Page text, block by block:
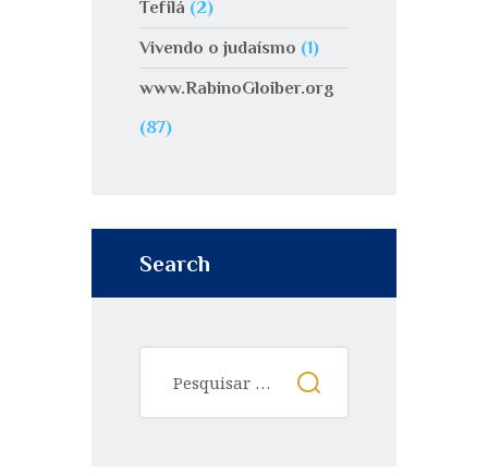
Tefilá (2)
Vivendo o judaísmo (1)
www.RabinoGloiber.org
(87)
Search